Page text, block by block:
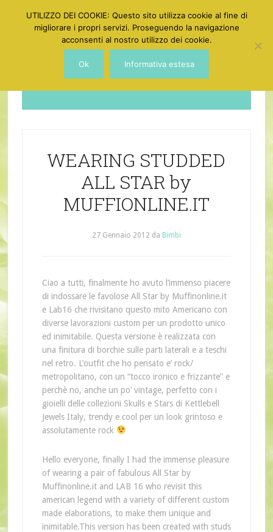
Dotgirl
WEARING STUDDED
ALL STAR by
MUFFIONLINE.IT
27 Gennaio 2012 da Bimbi
Ciao a tutti, finalmente ho avuto l’immenso piacere
di indossare le favolose All Star by Muffinonline.it
e Lab16 che rivisitano questo mito Americano con
diverse lavorazioni custom per un prodotto unico
ed inimitabile. Questa versione è realizzata con
una finitura di borchie sulle parti laterali e a teschi
nel retro. L’outfit che ho pensato e’ rock/
metropolitano, con un “tocco ironico e frizzante” e
perchè no, anche un po’ vintage, perfetto con i
gioielli delle collezioni Skulls e Stars di Kettlebell
Jewels Italy, trendy e cool per un look grintoso e
assolutamente rock
Hello everyone, finally I had the immense pleasure
of wearing a pair of fabulous All Star by
Muffinonline.it and LAB 16 who revisit this
american legend with a variety of different custom
made elaborations, to make them unique and
inimitable.This version has been created with studs
UTILIZZO DEI COOKIE: Questo sito utilizza cookie al fine di
migliorare i propri servizi. Proseguendo la navigazione
acconsenti al nostro utilizzo dei cookie.
Ok Informativa estesa